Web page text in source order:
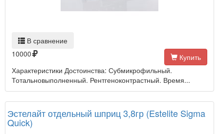
В сравнение
10000
Купить
Характеристики Достоинства: Субмикрофильный.
Тотальновыполненный. Рентгеноконтрастный. Время...
Эстелайт отдельный шприц 3,8гр (Estelite Sigma
Quick)